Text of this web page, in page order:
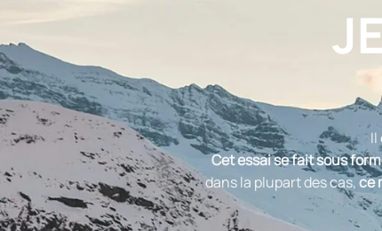
Il
Cet essai se fait sous
dans la plupart des cas,ce